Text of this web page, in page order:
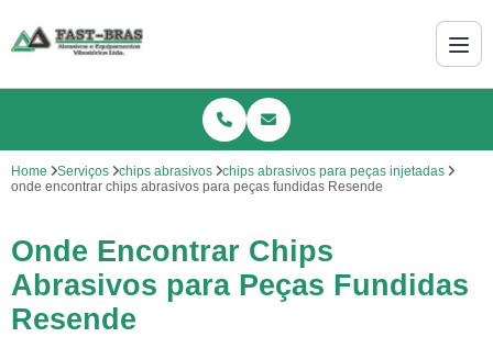
Home Serviços chips abrasivos
chips abrasivos para peças injetadas
onde encontrar chips abrasivos para peças fundidas Resende
Onde Encontrar Chips
Abrasivos para Peças Fundidas
Resende